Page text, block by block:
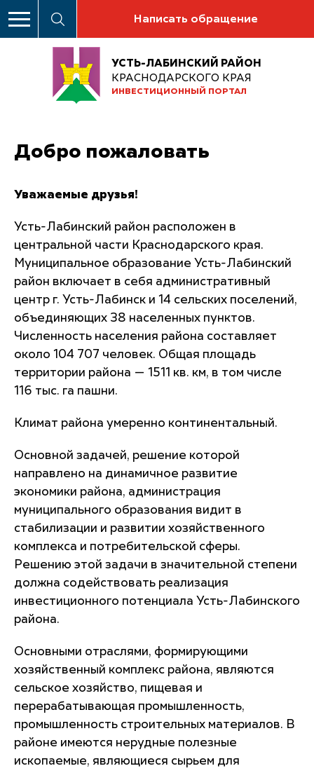
Написать обращение
УСТЬ-ЛАБИНСКИЙ РАЙОН
КРАСНОДАРСКОГО КРАЯ
ИНВЕСТИЦИОННЫЙ ПОРТАЛ
Добро пожаловать
Уважаемые друзья!
Усть-Лабинский район расположен в
центральной части Краснодарского края.
Муниципальное образование Усть-Лабинский
район включает в себя административный
центр г. Усть-Лабинск и 14 сельских поселений,
объединяющих 38 населенных пунктов.
Численность населения района составляет
около 104 707 человек. Общая площадь
территории района — 1511 кв. км, в том числе
116 тыс. га пашни.
Климат района умеренно континентальный.
Основной задачей, решение которой
направлено на динамичное развитие
экономики района, администрация
муниципального образования видит в
стабилизации и развитии хозяйственного
комплекса и потребительской сферы.
Решению этой задачи в значительной степени
должна содействовать реализация
инвестиционного потенциала Усть-Лабинского
района.
Основными отраслями, формирующими
хозяйственный комплекс района, являются
сельское хозяйство, пищевая и
перерабатывающая промышленность,
промышленность строительных материалов. В
районе имеются нерудные полезные
ископаемые, являющиеся сырьем для